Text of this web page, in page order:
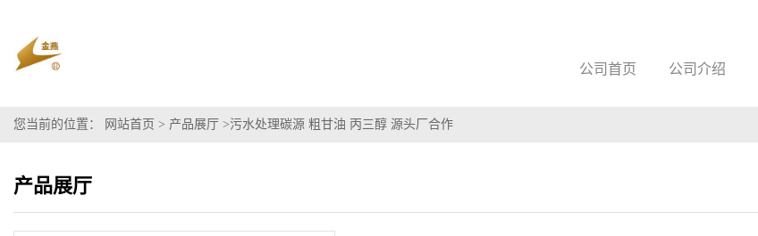
公司首页 公司介绍
您当前的位置： 网站首页 > 产品展厅 >污水处理碳源 粗甘油 丙三醇 源头厂合作
产品展厅